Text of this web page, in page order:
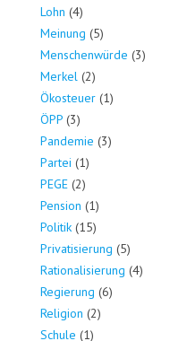
Lohn (4)
Meinung (5)
Menschenwürde (3)
Merkel (2)
Ökosteuer (1)
ÖPP (3)
Pandemie (3)
Partei (1)
PEGE (2)
Pension (1)
Politik (15)
Privatisierung (5)
Rationalisierung (4)
Regierung (6)
Religion (2)
Schule (1)